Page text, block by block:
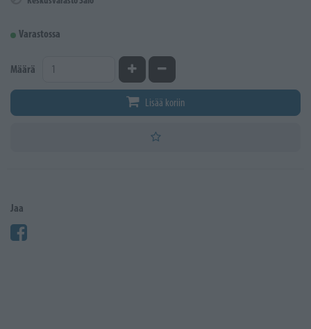
Varastossa
Määrä Kasvata määrääVähennä määrää
Lisää koriin
Jaa